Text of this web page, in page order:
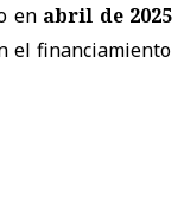
en abril de 2025
el financiamiento